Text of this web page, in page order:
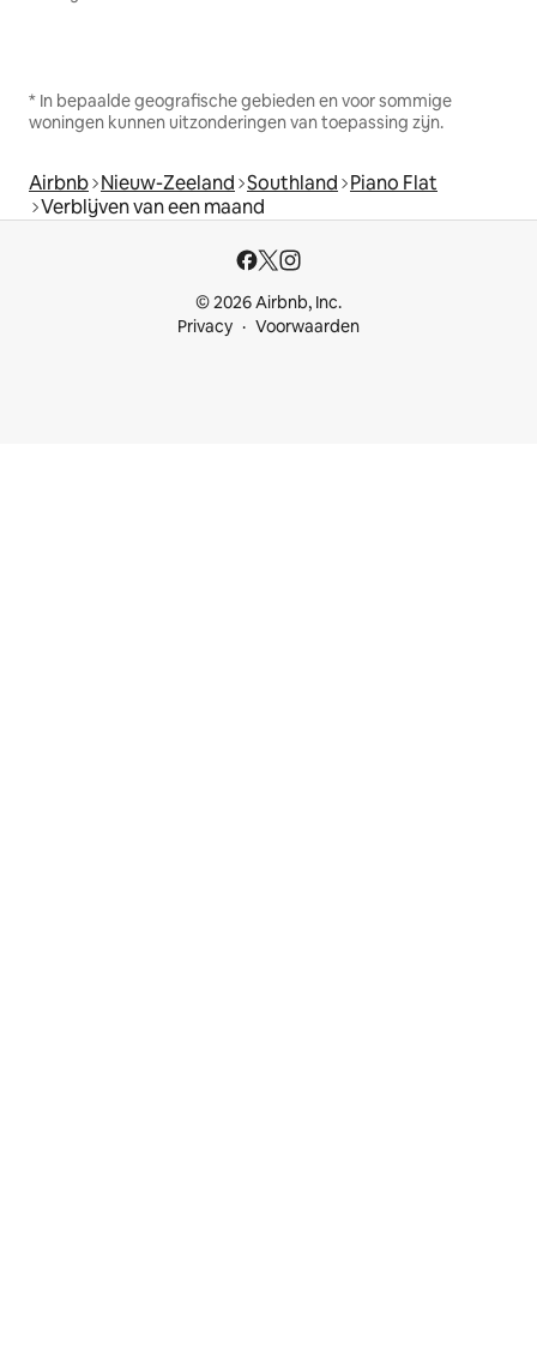
* In bepaalde geografische gebieden en voor sommige
woningen kunnen uitzonderingen van toepassing zijn.
Airbnb Nieuw-Zeeland Southland Piano Flat
Verblijven van een maand
© 2026 Airbnb, Inc.
Privacy
Voorwaarden